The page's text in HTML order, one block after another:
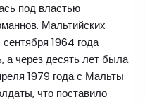
под властью
Мальтийских
1964 года
а через десять лет была
1979 года с Мальты
что поставило